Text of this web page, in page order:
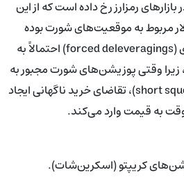
رمزارز رخ داده است که از این
میلیون دلار مربوط به موقعیت‌های شورت بوده
است. این تخلیه‌های اجباری (forced deleveragings) احتمالاً به
وقتی پوزیشن‌های شورت مجبور به
بسته‌شدن می‌شوند (short squeeze)، تقاضای خرید ناگهانی ایجاد
به قیمت وارد می‌کند.
کریپتو (اسکرین‌شات).